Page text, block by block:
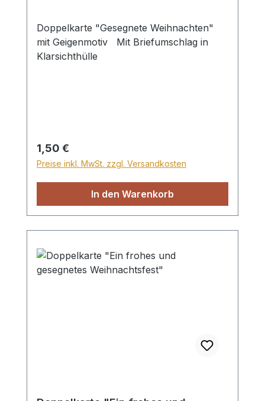
Doppelkarte "Gesegnete Weihnachten"
mit Geigenmotiv Mit Briefumschlag in
Klarsichthülle
Regulärer Preis:
1,50 €
Preise inkl. MwSt. zzgl. Versandkosten
In den Warenkorb